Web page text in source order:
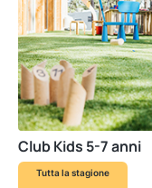
Club Kids 5-7 anni
Tutta la stagione